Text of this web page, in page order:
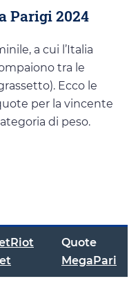
Parigi 2024
a cui l’Italia
tra le
Ecco le
per la vincente
di peso.
Quote
MegaPari